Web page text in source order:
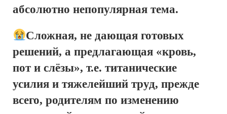
абсолютно непопулярная тема.
Сложная, не дающая готовых
решений, а предлагающая «кровь,
пот и слёзы», т.е. титанические
усилия и тяжелейший труд, прежде
всего, родителям по изменению